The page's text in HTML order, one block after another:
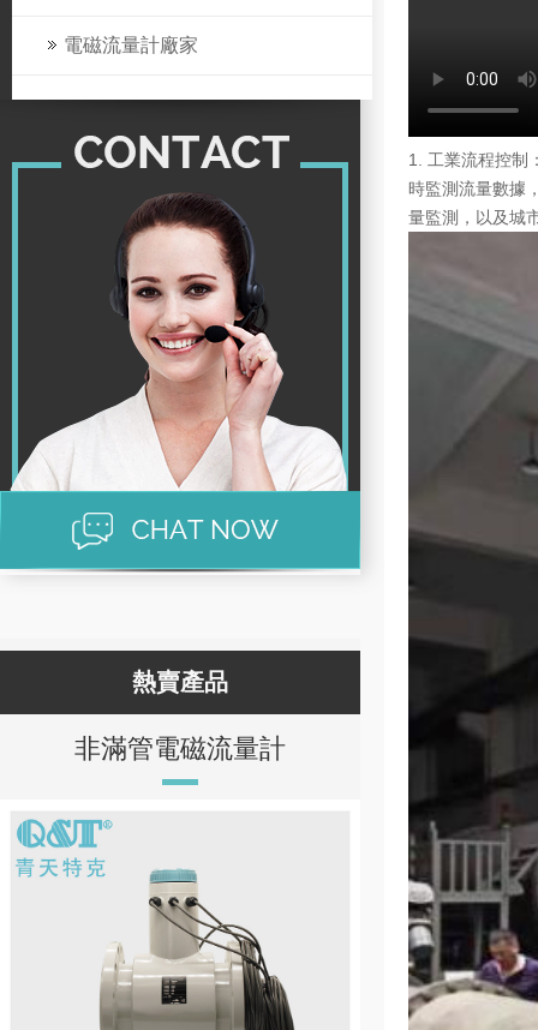
電磁流量計廠家
熱賣產品
非滿管電磁流量計 手持式超
1. 工業流程控制
時監測流量數據
量監測，以及城